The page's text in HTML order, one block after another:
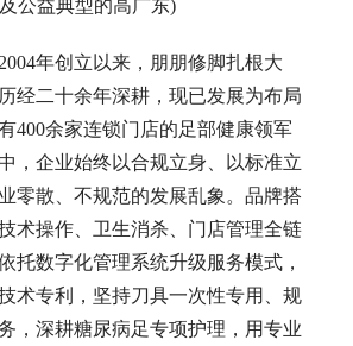
及公益典型的高广东)
年创立以来，朋朋修脚扎根大
经二十余年深耕，现已发展为布局
400余家连锁门店的足部健康领军
，企业始终以合规立身、以标准立
零散、不规范的发展乱象。品牌搭
术操作、卫生消杀、门店管理全链
托数字化管理系统升级服务模式，
术专利，坚持刀具一次性专用、规
，深耕糖尿病足专项护理，用专业